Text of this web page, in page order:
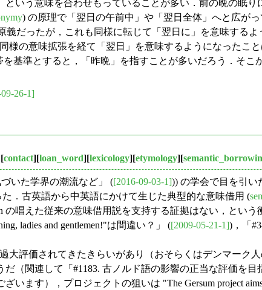
いう意味を合わせもっていることが多い．前の晩の眠
) の原理で「翌日の午前中」や「翌日全体」へと広がっ
義だったが，これも同様に転じて「翌日に」を意味する
の意味拡張を経て「翌日」を意味するようになったこと
を基準とすると，「昨晩」を指すことが多いだろう．そ
26-1]
contact][loan_word][lexicology][etymology][
いた学界の潮流など」 ([2016-09-03-1])) の学会で目を引い
．古英語から中英語にかけて生じた典型的な意味借用 (
の唱えた従来の意味借用説を支持する証拠はない，とい
ladies and gentlemen!"は間違い？」 ([2009-05-21-1])，「
評価されてきたきらいがあり（おそらくはデンマーク
（関連して「#1183. 古ノルド語の影響の正当な評価を目
す），プロジェクトの狙いは "The Gersum project aims